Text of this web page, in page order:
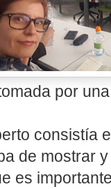
por
consistía
de mostrar
es